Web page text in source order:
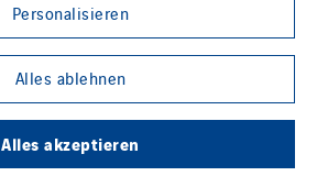
Sitemap
Group websites
Personalisieren
Alles ablehnen
Alles akzeptieren